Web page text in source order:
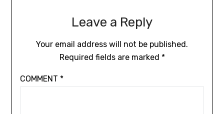
Leave a Reply
Your email address will not be published.
Required fields are marked *
COMMENT *